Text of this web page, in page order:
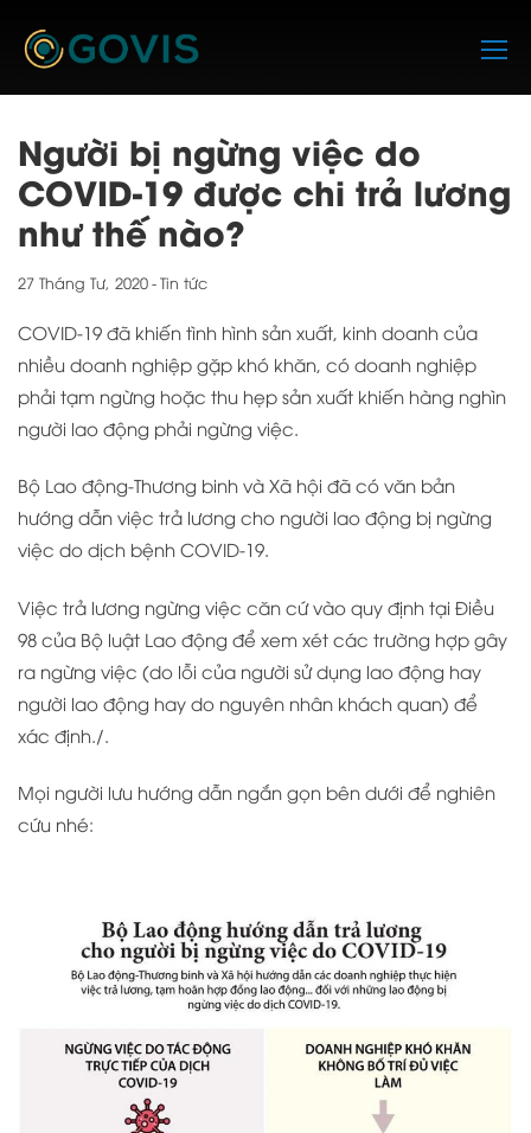
Người bị ngừng việc do
COVID-19 được chi trả lương
như thế nào?
27 Tháng Tư, 2020-Tin tức
COVID-19 đã khiến tình hình sản xuất, kinh doanh của
nhiều doanh nghiệp gặp khó khăn, có doanh nghiệp
phải tạm ngừng hoặc thu hẹp sản xuất khiến hàng nghìn
người lao động phải ngừng việc.
Bộ Lao động-Thương binh và Xã hội đã có văn bản
hướng dẫn việc trả lương cho người lao động bị ngừng
việc do dịch bệnh COVID-19.
Việc trả lương ngừng việc căn cứ vào quy định tại Điều
98 của Bộ luật Lao động để xem xét các trường hợp gây
ra ngừng việc (do lỗi của người sử dụng lao động hay
người lao động hay do nguyên nhân khách quan) để
xác định./.
Mọi người lưu hướng dẫn ngắn gọn bên dưới để nghiên
cứu nhé: